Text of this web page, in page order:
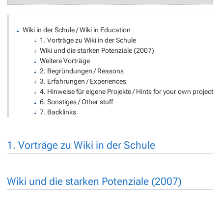
Wiki in der Schule / Wiki in Education
1. Vorträge zu Wiki in der Schule
Wiki und die starken Potenziale (2007)
Weitere Vorträge
2. Begründungen / Reasons
3. Erfahrungen / Experiences
4. Hinweise für eigene Projekte / Hints for your own project
6. Sonstiges / Other stuff
7. Backlinks
1. Vorträge zu Wiki in der Schule
Wiki und die starken Potenziale (2007)